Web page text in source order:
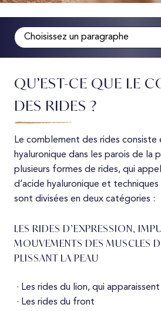
Choisissez un paragraphe
Indications
Réalisation traitement
Résultats
QU’EST-CE QUE LE
DES RIDES ?
Le comblement des rides consiste
hyaluronique dans les parois de la
plusieurs formes de rides, qui
d’acide hyaluronique et techniques
sont divisées en deux catégories :
LES RIDES D’EXPRESSION,
MOUVEMENTS DES MUSCLES
PLISSANT LA PEAU
· Les rides du lion, qui
· Les rides du front